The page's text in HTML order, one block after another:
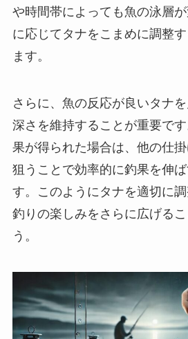
や時間帯によっても魚の泳層
に応じてタナをこまめに調整
ます。
さらに、魚の反応が良いタナ
深さを維持することが重要で
果が得られた場合は、他の仕
狙うことで効率的に釣果を伸
す。このようにタナを適切に
釣りの楽しみをさらに広げる
う。